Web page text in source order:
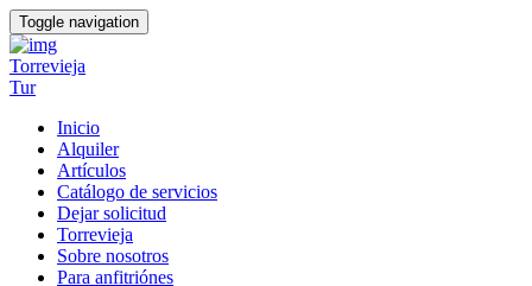
Toggle navigation
Torrevieja
Tur
Inicio
Alquiler
Artículos
Catálogo de servicios
Dejar solicitud
Torrevieja
Sobre nosotros
Para anfitriónes